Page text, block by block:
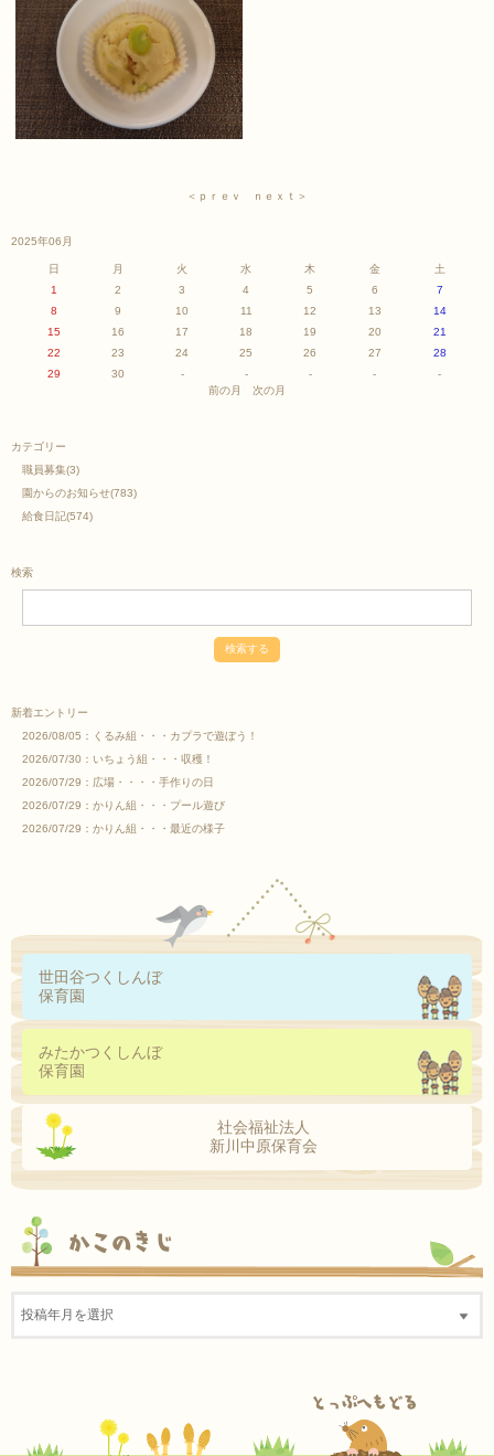
＜ｐｒｅｖ ｎｅｘｔ＞
2025年06月
日 月 火 水 木 金
土
1
2 3 4 5 6
7
8
9 10 11 12 13
14
15
16 17 18 19 20
21
22
23 24 25 26 27
28
29
30 - - - -
-
前の月
次の月
カテゴリー
職員募集(3)
園からのお知らせ(783)
給食日記(574)
検索
新着エントリー
2026/08/05： くるみ組・・・カプラで遊ぼう！
2026/07/30： いちょう組・・・収穫！
2026/07/29： 広場・・・・手作りの日
2026/07/29： かりん組・・・プール遊び
2026/07/29： かりん組・・・最近の様子
世田谷つくしんぼ
保育園
みたかつくしんぼ
保育園
社会福祉法人
新川中原保育会
かこのきじ